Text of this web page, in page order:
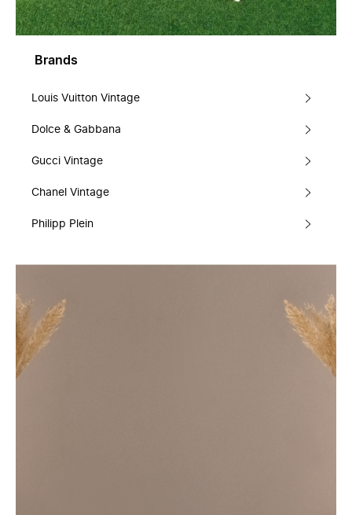
Brands
Louis Vuitton Vintage
Dolce & Gabbana
Gucci Vintage
Chanel Vintage
Philipp Plein